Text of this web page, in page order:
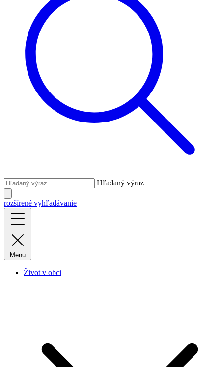
Hľadaný výraz
rozšírené vyhľadávanie
Menu
Život v obci